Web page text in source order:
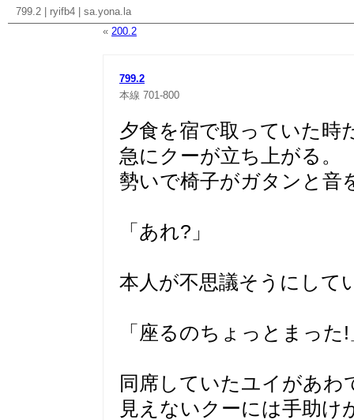
799.2 ryifb4
sa.yona.la
« 200.2
799.2
本線 701-800
夕食を宿で取っていた時
急にクーが立ち上がる。
勢いで椅子がガタンと音
「あれ?」
本人が不思議そうにして
「座るのちょっとまった!
同席していたユイがあわ
見えないクーには手助け